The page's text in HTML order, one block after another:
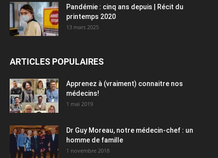
Pandémie : cinq ans depuis | Récit du
printemps 2020
13 mars 2025
ARTICLES POPULAIRES
Apprenez à (vraiment) connaitre nos
médecins!
1 mai 2019
Dr Guy Moreau, notre médecin-chef : un
homme de famille
1 novembre 2018